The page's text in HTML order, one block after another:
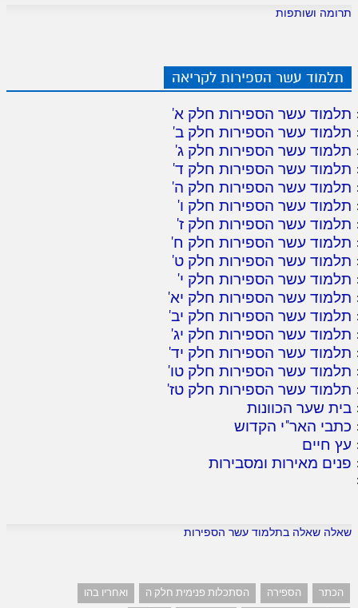
תרומה ושותפות
תלמוד עשר הספירות לקריאה
תלמוד עשר הספירות חלק א'
תלמוד עשר הספירות חלק ב'
תלמוד עשר הספירות חלק ג'
תלמוד עשר הספירות חלק ד'
תלמוד עשר הספירות חלק ה'
תלמוד עשר הספירות חלק ו'
תלמוד עשר הספירות חלק ז'
תלמוד עשר הספירות חלק ח'
תלמוד עשר הספירות חלק ט'
תלמוד עשר הספירות חלק י'
תלמוד עשר הספירות חלק יא'
תלמוד עשר הספירות חלק יב'
תלמוד עשר הספירות חלק יג'
תלמוד עשר הספירות חלק יד'
תלמוד עשר הספירות חלק טו'
תלמוד עשר הספירות חלק טז'
בית שער הכוונות
כתבי האר"י הקדוש
עץ חיים
פנים מאירות ומסבירות
שאלה שאלה בתלמוד עשר הספירות
הכתר הספירה הסתכלות פנימית חלק ה
ואחריו בהו